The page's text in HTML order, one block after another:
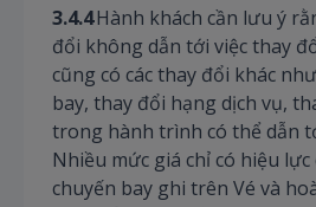
3.4.4Hành khách cần lưu ý
đổi không dẫn tới việc thay
cũng có các thay đổi khác
bay, thay đổi hạng dịch vụ,
trong hành trình có thể dẫn
Nhiều mức giá chỉ có hiệu lực
chuyến bay ghi trên Vé và